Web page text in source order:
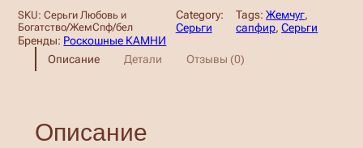
и
ч
е
с
в
в
а
SKU: Серьги Любовь и
Богатство/ЖемСпф/бел
Category:
Серьги
Tags:Жемчуг
сапфир, Серьги
Бренды: Роскошные КАМНИ
Описание
Детали Отзывы (0)
Описание